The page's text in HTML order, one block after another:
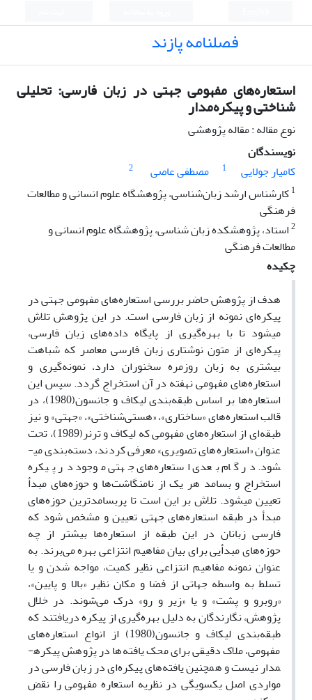
فصلنامه پازند
استعاره‌های مفهومی جهتی در زبان فارسی: تحلیلی
شناختی و پیکره‌مدار
نوع مقاله : مقاله پژوهشی
نویسندگان
کامیار جولایی
1 مصطفی عاصی
2
1کارشناس ارشد زبان‌شناسی، پژوهشگاه علوم انسانی و مطالعات
فرهنگی
2استاد، پژوهشکده زبان شناسی، پژوهشگاه علوم انسانی و
مطالعات فرهنگی
چکیده
هدف از پژوهش حاضر بررسی استعاره‌های مفهومی جهتی در
پیکره‌ای نمونه از زبان فارسی است. در این پژوهش تلاش
می­شود تا با بهره‌گیری از پایگاه داده‌های زبان فارسی،
پیکره‌ای از متون نوشتاری زبان فارسی معاصر که شباهت
بیشتری به زبان روزمره سخنوران دارد، نمونه‌گیری و
استعاره‌های مفهومی نهفته در آن استخراج گردد. سپس این
استعاره‌ها بر اساس طبقه‌بندی لیکاف و جانسون(1980)، در
قالب استعاره‌های «ساختاری»، «هستی‌شناختی»، «جهتی» و نیز
طبقه‌ای از استعاره‌های مفهومی که لیکاف و ترنر(1989)، تحت
عنوان «استعاره‌های تصویری» معرفی کردند، دسته‌بندی می­
شود. در گام بعدی استعاره‌های جهتی موجود در پیکره
استخراج و بسامد هر یک از نام­نگاشت‌ها و حوزه‌های مبدأ
تعیین می­شود. تلاش بر این است تا پربسامدترین حوزه‌های
مبدأ در طبقه استعاره‌های جهتی تعیین و مشخص شود که
فارسی زبانان در این طبقه از استعاره‌ها بیشتر از چه
حوزه‌های مبدأیی برای بیان مفاهیم انتزاعی بهره می‌برند. به
عنوان نمونه مفاهیم انتزاعی نظیر کمیت، مواجه شدن و یا
تسلط به واسطه جهاتی از فضا و مکان نظیر «بالا و پایین»،
«روبرو و پشت» و یا «زیر و رو» درک می‌شوند. در خلال
پژوهش، نگارندگان به دلیل بهره‌گیری از پیکره دریافتند که
طبقه‌بندی لیکاف و جانسون(1980) از انواع استعاره‌های
مفهومی، ملاک دقیقی برای محک یافته‌ها در پژوهش پیکره­
مدار نیست و همچنین یافته‌های پیکره‌ای در زبان فارسی در
مواردی اصل یکسویگی در نظریه استعاره ‌مفهومی را نقض